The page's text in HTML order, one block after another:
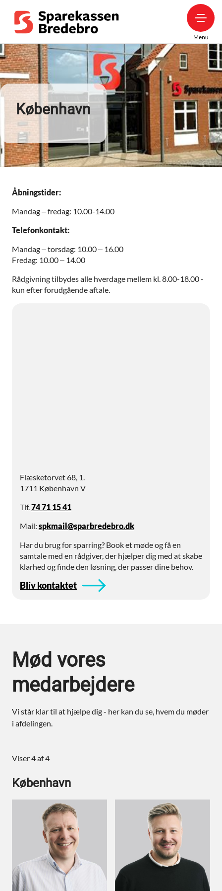
Menu
København
Åbningstider:
Mandag – fredag: 10.00-14.00
Telefonkontakt:
Mandag – torsdag: 10.00 – 16.00
Fredag: 10.00 – 14.00
Rådgivning tilbydes alle hverdage mellem kl. 8.00-18.00 -
kun efter forudgående aftale.
Flæsketorvet 68, 1.
1711 København V
Tlf. 74 71 15 41
Mail: spkmail@sparbredebro.dk
Har du brug for sparring? Book et møde og få en
samtale med en rådgiver, der hjælper dig med at skabe
klarhed og finde den løsning, der passer dine behov.
Bliv kontaktet
Mød vores
medarbejdere
Vi står klar til at hjælpe dig - her kan du se, hvem du møder
i afdelingen.
Viser 4 af 4
København